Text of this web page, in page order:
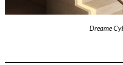
Dreame